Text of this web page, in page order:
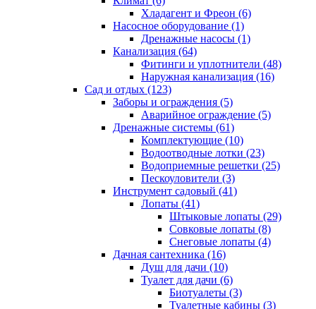
Хладагент и Фреон (6)
Насосное оборудование (1)
Дренажные насосы (1)
Канализация (64)
Фитинги и уплотнители (48)
Наружная канализация (16)
Сад и отдых (123)
Заборы и ограждения (5)
Аварийное ограждение (5)
Дренажные системы (61)
Комплектующие (10)
Водоотводные лотки (23)
Водоприемные решетки (25)
Пескоуловители (3)
Инструмент садовый (41)
Лопаты (41)
Штыковые лопаты (29)
Совковые лопаты (8)
Снеговые лопаты (4)
Дачная сантехника (16)
Душ для дачи (10)
Туалет для дачи (6)
Биотуалеты (3)
Туалетные кабины (3)